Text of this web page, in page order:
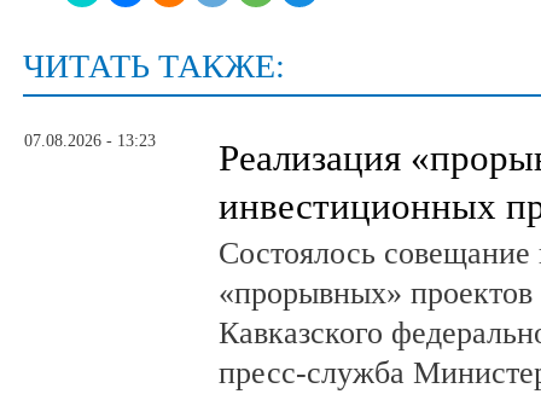
ЧИТАТЬ ТАКЖЕ:
07.08.2026 - 13:23
Реализация
инвестиционных
Состоялось
«прорывных» проектов
Кавказского
пресс-служба